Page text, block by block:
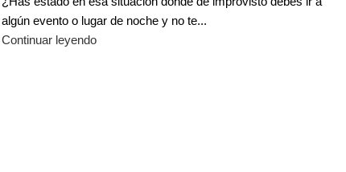
algún evento o lugar de noche y no te...
Continuar leyendo